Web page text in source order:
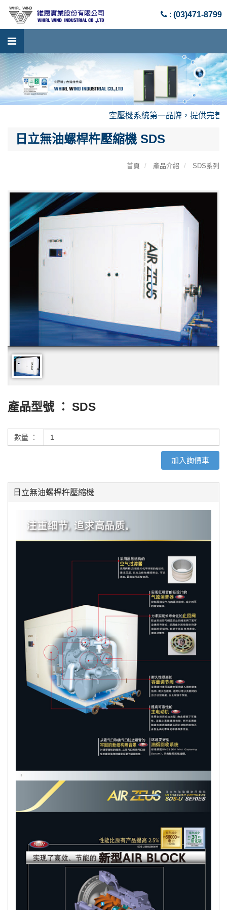
: (03)471-8799
空壓機系統第一品牌，提供完善
日立無油螺桿杵壓縮機 SDS
首頁 產品介紹 SDS系列
產品型號 ： SDS
數量 ：
加入詢價車
日立無油螺桿杵壓縮機